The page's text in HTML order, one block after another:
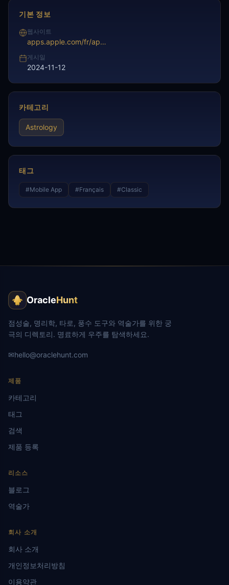
기본 정보
웹사이트
apps.apple.com/fr/app/le-vrai-horoscope/id960723903
게시일
2024-11-12
카테고리
Astrology
태그
#Mobile App #Français #Classic
OracleHunt
점성술, 명리학, 타로, 풍수 도구와 역술가를 위한 궁
극의 디렉토리. 명료하게 우주를 탐색하세요.
✉hello@oraclehunt.com
제품
카테고리
태그
검색
제품 등록
리소스
블로그
역술가
회사 소개
회사 소개
개인정보처리방침
이용약관